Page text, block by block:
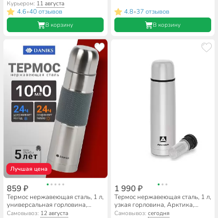
сталь, серебристый, SL-150GX
Курьером: 11 августа
4.6•40 отзывов
В корзину
1
4.8•37 отзывов
В корзину
Лучшая цена
859 ₽
Термос нержавеющая сталь, 1 л,
универсальная горловина,
Daniks, колба нержавеющая
Самовывоз: 12 августа
1 990 ₽
Термос нержавеющая сталь, 1 л,
узкая горловина, Арктика,
колба нержавеющая сталь, с
Самовывоз: сегодня